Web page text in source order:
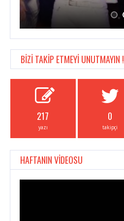
BİZİ TAKİP ETMEYİ UNUTMAYIN !
217
yazı
0
takipçi
HAFTANIN VİDEOSU